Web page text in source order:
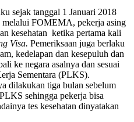
sejak tanggal 1 Januari 2018
melalui FOMEMA, pekerja asing
kesehatan ketika pertama kali
Visa. Pemeriksaan juga berlaku
kedelapan dan kesepuluh dan
ke negara asalnya dan sesuai
Sementara (PLKS).
dilakukan tiga bulan sebelum
sehingga pekerja bisa
tes kesehatan dinyatakan